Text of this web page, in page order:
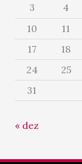
3
4
10
11
17
18
24
25
31
« dez